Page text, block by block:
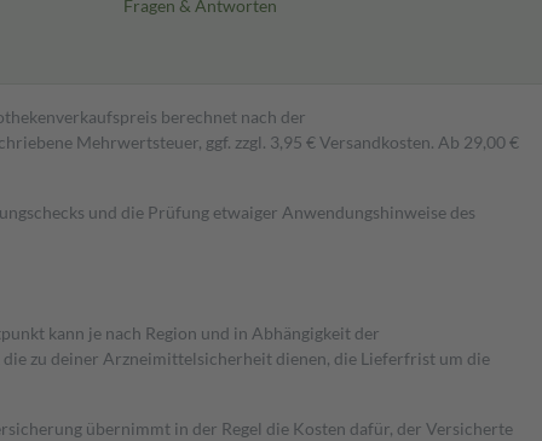
Fragen & Antworten
berechnet nach der
Mehrwertsteuer, ggf. zzgl. 3,95 € Versandkosten. Ab 29,00 €
und die Prüfung etwaiger Anwendungshinweise des
kann je nach Region und in Abhängigkeit der
zu deiner Arzneimittelsicherheit dienen, die Lieferfrist um die
übernimmt in der Regel die Kosten dafür, der Versicherte